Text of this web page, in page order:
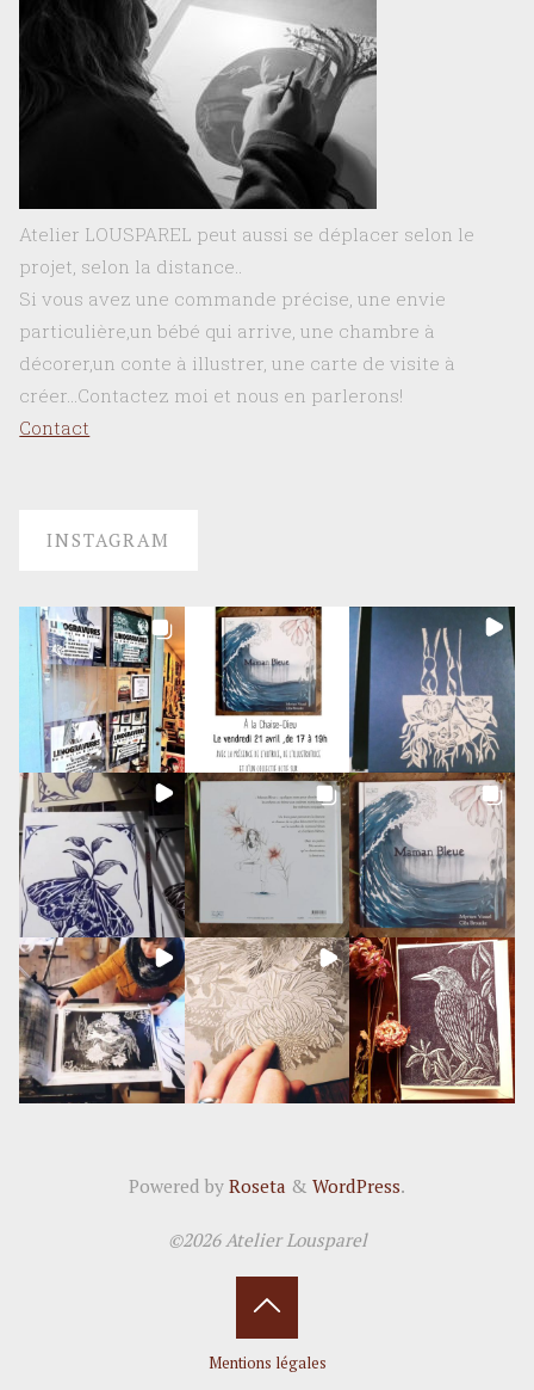
Atelier LOUSPAREL peut aussi se déplacer selon le
projet, selon la distance..
Si vous avez une commande précise, une envie
particulière,un bébé qui arrive, une chambre à
décorer,un conte à illustrer, une carte de visite à
créer…Contactez moi et nous en parlerons!
Contact
INSTAGRAM
Powered by Roseta & WordPress.
©2026 Atelier Lousparel
Mentions légales
Back